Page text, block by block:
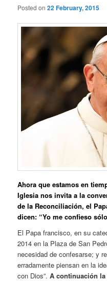
Posted on22 February, 2015
Ahora que estamos en
Iglesia nos invita a la
de la Reconciliación, el
dicen: “Yo me confieso
El Papa francisco, en su
2014 en la Plaza de San
necesidad de confesarse; y
erradamente piensan en la
con Dios”.A continuación